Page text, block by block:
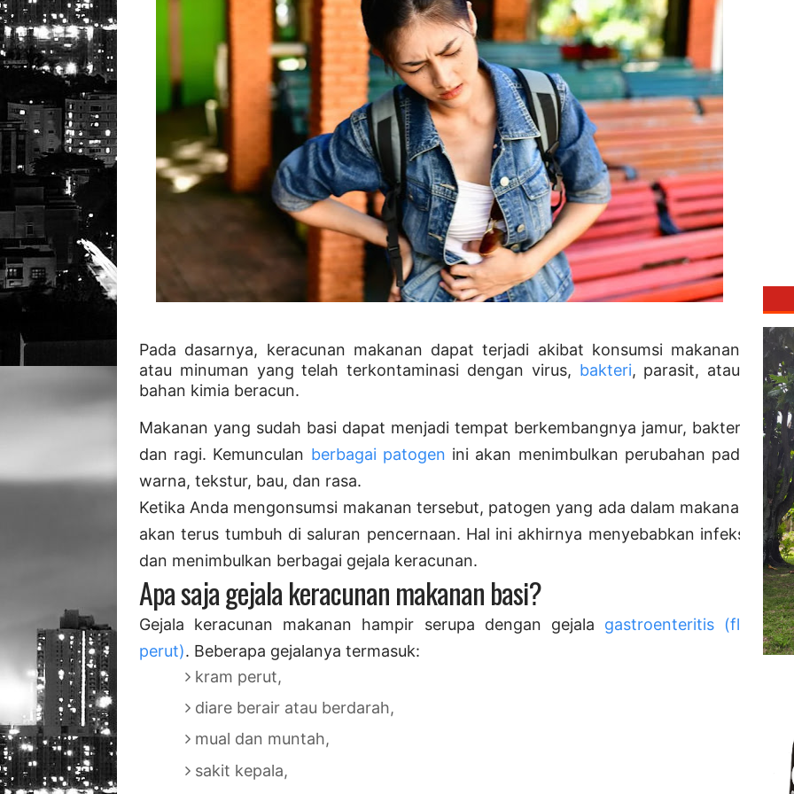
Pada dasarnya, keracunan makanan dapat terjadi akibat konsumsi makanan
atau minuman yang telah terkontaminasi dengan virus, bakteri, parasit, atau
bahan kimia beracun.
Makanan yang sudah basi dapat menjadi tempat berkembangnya jamur, bakteri,
dan ragi. Kemunculan berbagai patogen ini akan menimbulkan perubahan pada
warna, tekstur, bau, dan rasa.
Ketika Anda mengonsumsi makanan tersebut, patogen yang ada dalam makanan
akan terus tumbuh di saluran pencernaan. Hal ini akhirnya menyebabkan infeksi
dan menimbulkan berbagai gejala keracunan.
Apa saja gejala keracunan makanan basi?
Gejala keracunan makanan hampir serupa dengan gejala gastroenteritis (flu
perut). Beberapa gejalanya termasuk:
kram perut,
diare berair atau berdarah,
mual dan muntah,
sakit kepala,